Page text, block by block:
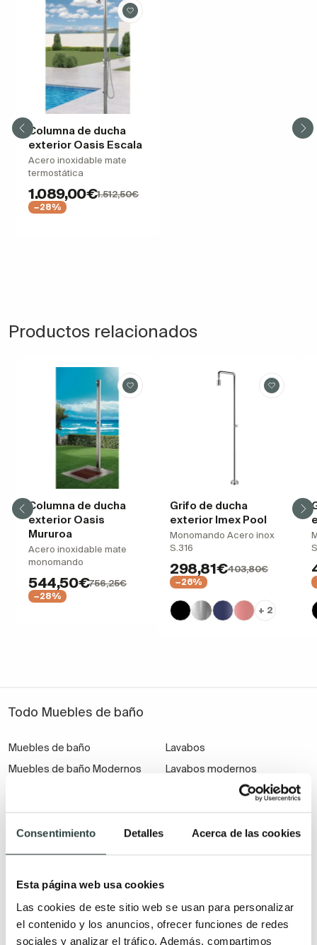
Consentimiento Detalles Acerca de las cookies
Esta página web usa cookies
Las cookies de este sitio web se usan para personalizar
el contenido y los anuncios, ofrecer funciones de redes
sociales y analizar el tráfico. Además, compartimos
Columna de ducha
exterior Oasis Escala
Acero inoxidable mate
termostática
1.089,00€1.512,50€
−28%
Productos relacionados
Columna de ducha
exterior Oasis
Mururoa
Acero inoxidable mate
monomando
544,50€756,25€
−28%
Grifo de ducha
exterior Imex Pool
Monomando Acero inox
S.316
298,81€403,80€
−26%
+ 2
Todo Muebles de baño
Muebles de baño
Muebles de baño Modernos
natural
Muebles de baño vintage y
neoclásicos
reducido
Lavabos
Lavabos modernos
Lavabos sobre encimera
Lavabos baratos
Lavabos pequeños
Lavabos a medida
Lavabos dobles